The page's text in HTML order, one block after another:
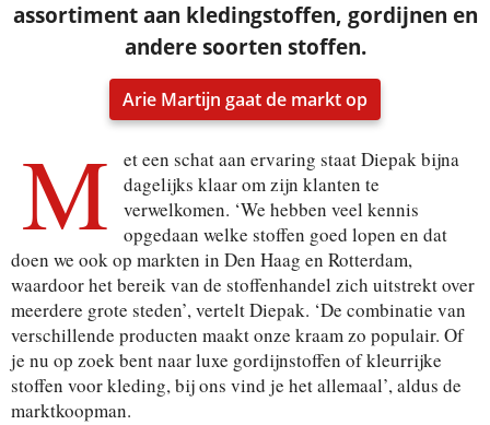
assortiment aan kledingstoffen, gordijnen en
andere soorten stoffen.
Arie Martijn gaat de markt op
M
et een schat aan ervaring staat Diepak bijna
dagelijks klaar om zijn klanten te
verwelkomen. ‘We hebben veel kennis
opgedaan welke stoffen goed lopen en dat
doen we ook op markten in Den Haag en Rotterdam,
waardoor het bereik van de stoffenhandel zich uitstrekt over
meerdere grote steden’, vertelt Diepak. ‘De combinatie van
verschillende producten maakt onze kraam zo populair. Of
je nu op zoek bent naar luxe gordijnstoffen of kleurrijke
stoffen voor kleding, bij ons vind je het allemaal’, aldus de
marktkoopman.